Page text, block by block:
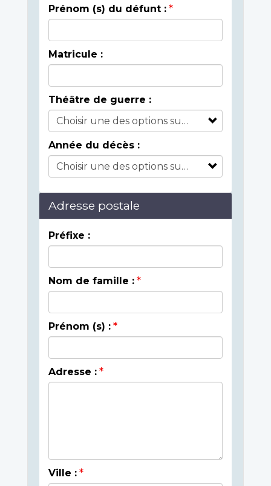
Prénom (s) du défunt :
Matricule :
Théâtre de guerre :
Année du décès :
Adresse postale
Préfixe :
Nom de famille :
Prénom (s) :
Adresse :
Ville :